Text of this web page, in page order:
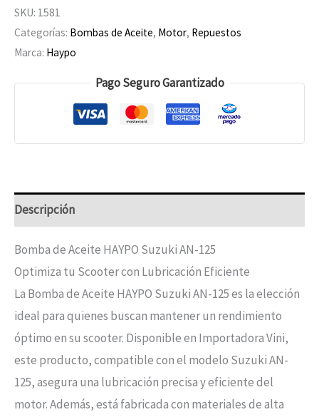
SKU: 1581
Categorías: Bombas de Aceite, Motor, Repuestos
Marca: Haypo
Pago Seguro Garantizado
Descripción
Bomba de Aceite HAYPO Suzuki AN-125
Optimiza tu Scooter con Lubricación Eficiente
La Bomba de Aceite HAYPO Suzuki AN-125 es la elección
ideal para quienes buscan mantener un rendimiento
óptimo en su scooter. Disponible en Importadora Vini,
este producto, compatible con el modelo Suzuki AN-
125, asegura una lubricación precisa y eficiente del
motor. Además, está fabricada con materiales de alta